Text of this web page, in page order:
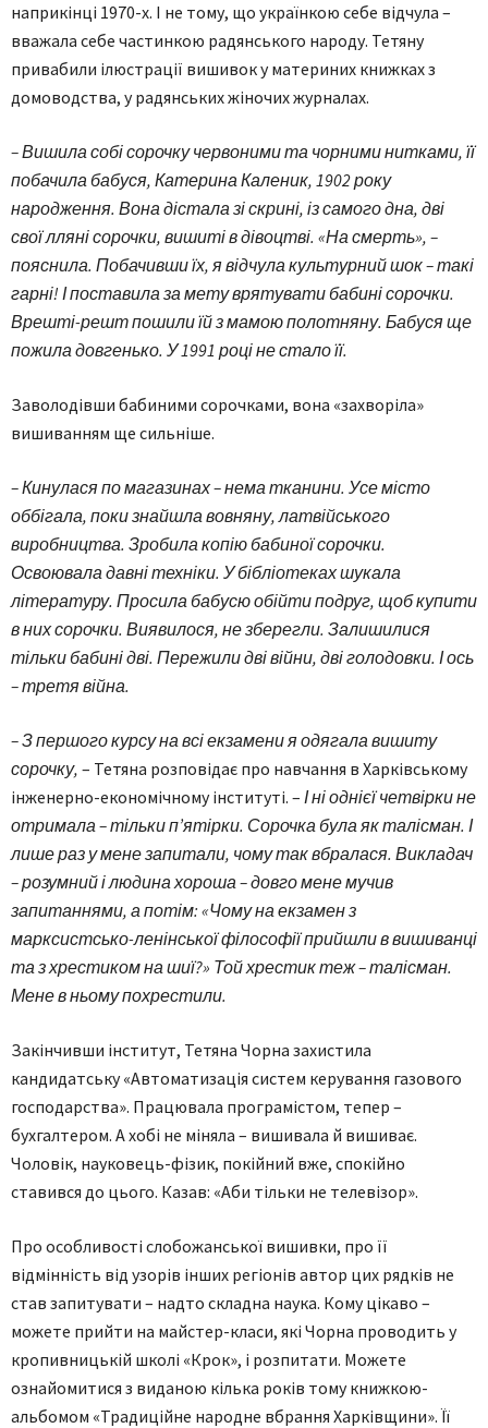
наприкінці 1970-х. І не тому, що українкою себе відчула –
вважала себе частинкою радянського народу. Тетяну
привабили ілюстрації вишивок у материних книжках з
домоводства, у радянських жіночих журналах.
– Вишила собі сорочку червоними та чорними нитками, її
побачила бабуся, Катерина Каленик, 1902 року
народження. Вона дістала зі скрині, із самого дна, дві
свої лляні сорочки, вишиті в дівоцтві. «На смерть», –
пояснила. Побачивши їх, я відчула культурний шок – такі
гарні! І поставила за мету врятувати бабині сорочки.
Врешті-решт пошили їй з мамою полотняну. Бабуся ще
пожила довгенько. У 1991 році не стало її.
Заволодівши бабиними сорочками, вона «захворіла»
вишиванням ще сильніше.
– Кинулася по магазинах – нема тканини. Усе місто
оббігала, поки знайшла вовняну, латвійського
виробництва. Зробила копію бабиної сорочки.
Освоювала давні техніки. У бібліотеках шукала
літературу. Просила бабусю обійти подруг, щоб купити
в них сорочки. Виявилося, не зберегли. Залишилися
тільки бабині дві. Пережили дві війни, дві голодовки. І ось
– третя війна.
– З першого курсу на всі екзамени я одягала вишиту
сорочку, – Тетяна розповідає про навчання в Харківському
інженерно-економічному інституті. – І ні однієї четвірки не
отримала – тільки п’ятірки. Сорочка була як талісман. І
лише раз у мене запитали, чому так вбралася. Викладач
– розумний і людина хороша – довго мене мучив
запитаннями, а потім: «Чому на екзамен з
марксистсько-ленінської філософії прийшли в вишиванці
та з хрестиком на шиї?» Той хрестик теж – талісман.
Мене в ньому похрестили.
Закінчивши інститут, Тетяна Чорна захистила
кандидатську «Автоматизація систем керування газового
господарства». Працювала програмістом, тепер –
бухгалтером. А хобі не міняла – вишивала й вишиває.
Чоловік, науковець-фізик, покійний вже, спокійно
ставився до цього. Казав: «Аби тільки не телевізор».
Про особливості слобожанської вишивки, про її
відмінність від узорів інших регіонів автор цих рядків не
став запитувати – надто складна наука. Кому цікаво –
можете прийти на майстер-класи, які Чорна проводить у
кропивницькій школі «Крок», і розпитати. Можете
ознайомитися з виданою кілька років тому книжкою-
альбомом «Традиційне народне вбрання Харківщини». Її